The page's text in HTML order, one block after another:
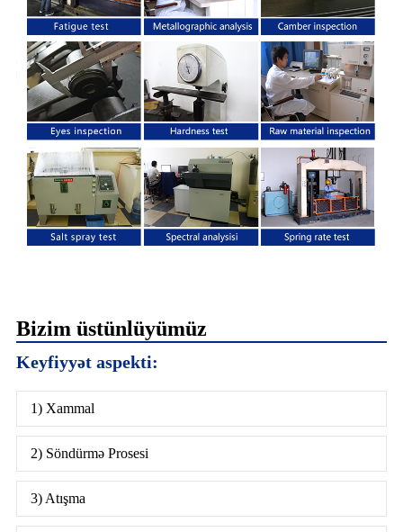
Bizim üstünlüyümüz
Keyfiyyət aspekti:
1) Xammal
2) Söndürmə Prosesi
3) Atışma